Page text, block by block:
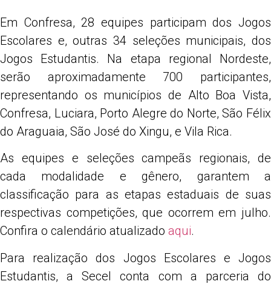
Em Confresa, 28 equipes participam dos Jogos
Escolares e, outras 34 seleções municipais, dos
Jogos Estudantis. Na etapa regional Nordeste,
serão aproximadamente 700 participantes,
representando os municípios de Alto Boa Vista,
Confresa, Luciara, Porto Alegre do Norte, São Félix
do Araguaia, São José do Xingu, e Vila Rica.
As equipes e seleções campeãs regionais, de
cada modalidade e gênero, garantem a
classificação para as etapas estaduais de suas
respectivas competições, que ocorrem em julho.
Confira o calendário atualizado aqui.
Para realização dos Jogos Escolares e Jogos
Estudantis, a Secel conta com a parceria do